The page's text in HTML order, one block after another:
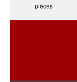
pièces